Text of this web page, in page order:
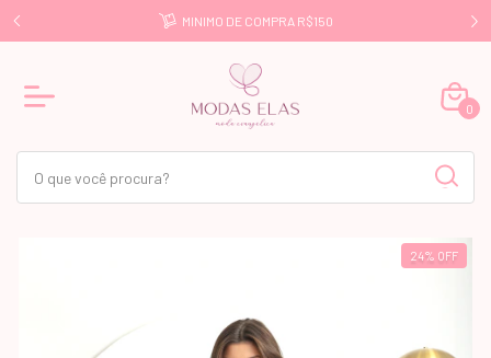
R$499 MINIMO DE COMPRA R$150
0
24% OFF